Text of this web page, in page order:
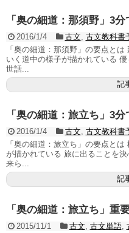
「奥の細道：那須野」3
2016/1/4 古文 古文教科書
「奥の細道：那須野」の要点と
いく道中の様子が描かれている
世話...
記
「奥の細道：旅立ち」3
2016/1/4 古文 古文教科書
「奥の細道：旅立ち」の要点と
が描かれている 旅に出ることを
来ら...
記
「奥の細道：旅立ち」重
2015/11/1 古文 古文単語,